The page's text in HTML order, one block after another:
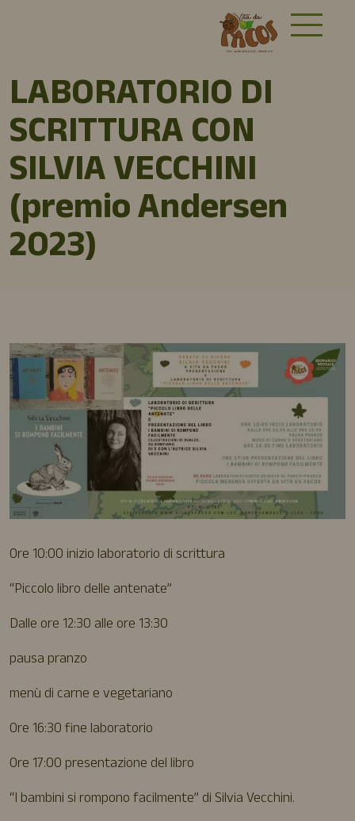
LABORATORIO DI
SCRITTURA CON
SILVIA VECCHINI
(premio Andersen
2023)
Ore 10:00 inizio laboratorio di scrittura
“Piccolo libro delle antenate”
Dalle ore 12:30 alle ore 13:30
pausa pranzo
menù di carne e vegetariano
Ore 16:30 fine laboratorio
Ore 17:00 presentazione del libro
“I bambini si rompono facilmente” di Silvia Vecchini.